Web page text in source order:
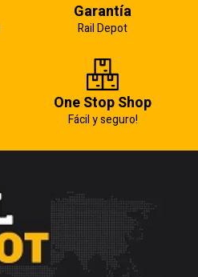
Garantía
Rail Depot
One Stop Shop
Fácil y seguro!